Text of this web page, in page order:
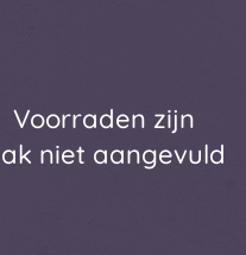
Voorraden zijn
niet aangevuld